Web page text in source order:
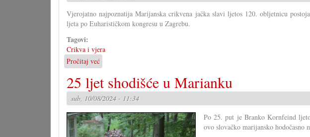
Vjerojatno najpoznatija Marijanska crikvena jačka slavi ljetos 120. obljetnicu
ljeta po Euharističkom kongresu u Zagrebu.
Tagovi:
Crikva i vjera
Pročitaj već
120
ljet
»Zdrava
Diva«
25 ljet shodišće u Marianku
sub, 10/08/2024 - 11:34
Po 25. put je Branko Kornfeind
ovo slovačko marijansko hodočasno